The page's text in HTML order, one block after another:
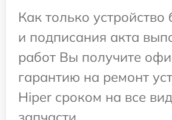
Как только устройство
и подписания акта
работ Вы получите
гарантию на ремонт
Hiper сроком на все